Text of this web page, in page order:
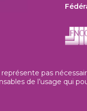
pas
de l’usage qui